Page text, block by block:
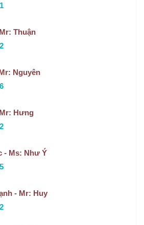
Thuận
Nguyên
Hưng
- Ms: Như Ý
- Mr: Huy